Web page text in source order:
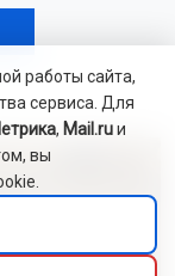
работы сайта,
сервиса. Для
, Mail.ruи
вы